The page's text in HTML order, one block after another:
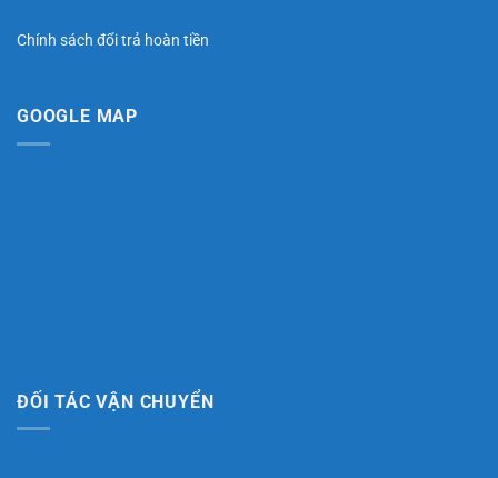
Phượt Safety là thương hiệu sản xuất pô độ & cổ
Chính sách đổi trả hoàn tiền
GOOGLE MAP
ĐỐI TÁC VẬN CHUYỂN